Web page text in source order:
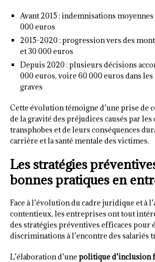
Avant 2015 : indemnisations moyennes
000 euros
2015-2020 : progression vers des
et 30 000 euros
Depuis 2020 : plusieurs décisions
000 euros, voire 60 000 euros dans les
graves
Cette évolution témoigne d’une prise de
de la gravité des préjudices causés par
transphobes et de leurs conséquences
carrière et la santé mentale des victimes.
Les stratégies
bonnes pratiques en
Face à l’évolution du cadre juridique et à
contentieux, les entreprises ont tout
des stratégies préventives efficaces pour
discriminations à l’encontre des salariés
L’élaboration d’une politique d’inclusion